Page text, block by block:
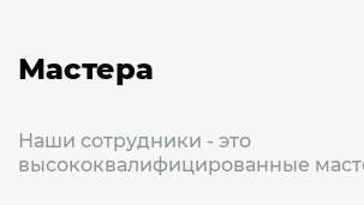
Мастера
Наши сотрудники - это
высококвалифицированные